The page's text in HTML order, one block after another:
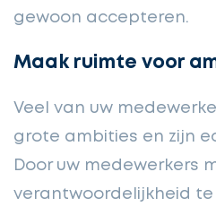
gewoon accepteren.
Maak ruimte voor
Veel van uw
grote ambities en zijn
Door uw medewerkers
verantwoordelijkheid te